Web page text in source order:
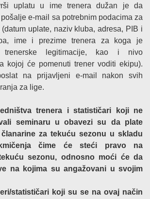
uplatu u ime trenera dužan je da
e-mail sa potrebnim podacima za
uplate, naziv kluba, adresa, PIB i
ime i prezime trenera za koga je
trenerske legitimacije, kao i nivo
kojoj će pomenuti trener voditi ekipu).
na prijavljeni e-mail nakon svih
za lige.
trenera i statističari koji ne
seminaru u obavezi su da plate
za tekuću sezonu u skladu
čime će steći pravo na
sezonu, odnosno moći će da
na kojima su angažovani u svojim
statističari koji su se na ovaj način